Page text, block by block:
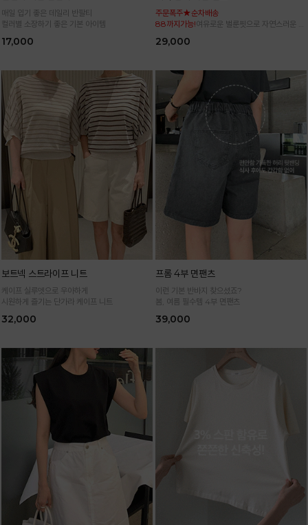
매일 입기 좋은 데일리 반팔티
컬러별 소장하기 좋은 기본 아이템
17,000
주문폭주★순차배송
88까지가능!여유로운 벌룬핏으로 자연스러운 체
29,000
보트넥 스트라이프 니트
케이프 실루엣으로 우아하게
시원하게 즐기는 단가라 케이프 니트
32,000
프롬 4부 면팬츠
이런 기본 반바지 찾으셨죠?
봄, 여름 필수템 4부 면팬츠
39,000